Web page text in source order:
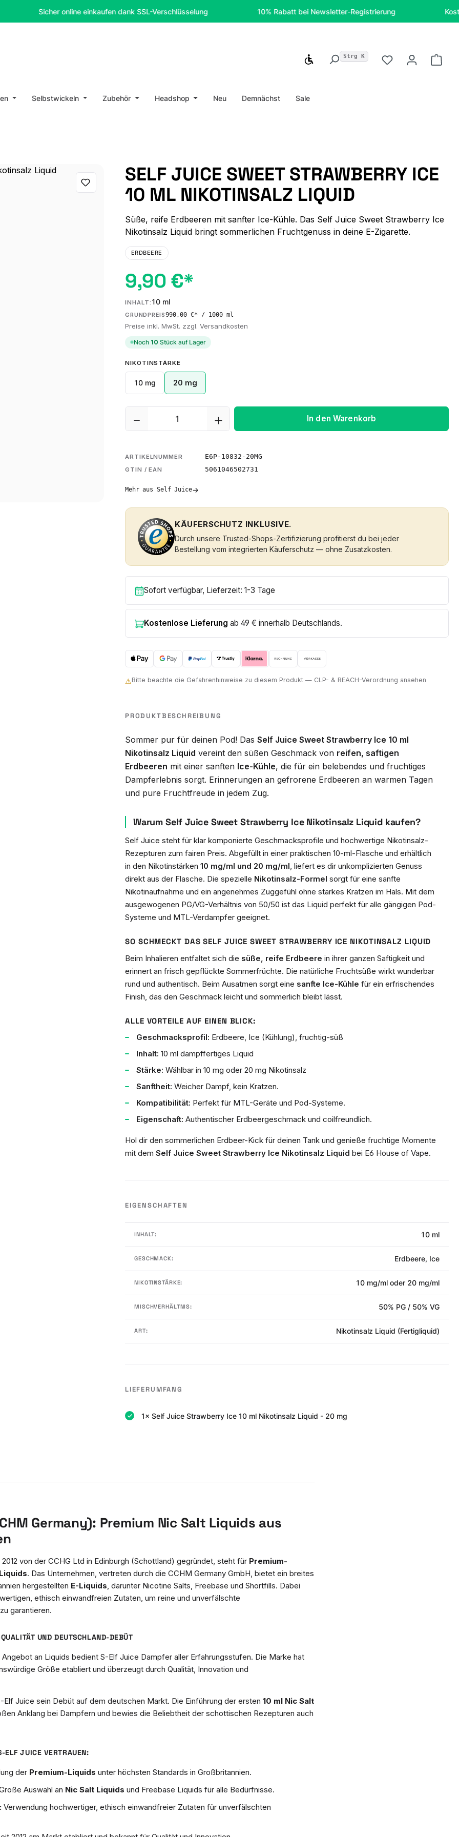
Sicher online einkaufen dank SSL-Verschlüsselung 10% Rabatt bei Newsletter-Registrierung
Werkzeugleiste anzeigen
Strg K Du hast 0
Selbstwickeln Zubehör Headshop Neu Demnächst Sale
SELF JUICE SWEET STRAWBERRY ICE
10 ML NIKOTINSALZ LIQUID
Süße, reife Erdbeeren mit sanfter Ice-Kühle. Das Self Juice Sweet Strawberry Ice
Nikotinsalz Liquid bringt sommerlichen Fruchtgenuss in deine E-Zigarette.
ERDBEERE
9,90 €*
INHALT: 10 ml
GRUNDPREIS990,00 €* / 1000 ml
Preise inkl. MwSt. zzgl. Versandkosten
Noch 10 Stück auf Lager
NIKOTINSTÄRKE
10 mg 20 mg
Produkt Anzahl: Gib den gewünschten Wert ein oder
In den Warenkorb
ARTIKELNUMMER E6P-10832-20MG
GTIN / EAN 5061046502731
Mehr aus Self Juice→
KÄUFERSCHUTZ INKLUSIVE.
Durch unsere Trusted-Shops-Zertifizierung profitierst du bei jeder
Bestellung vom integrierten Käuferschutz — ohne Zusatzkosten.
Sofort verfügbar, Lieferzeit: 1-3 Tage
Kostenlose Lieferung ab 49 € innerhalb Deutschlands.
⚠Bitte beachte die Gefahrenhinweise zu diesem Produkt — CLP- & REACH-Verordnung ansehen
PRODUKTBESCHREIBUNG
Sommer pur für deinen Pod! Das Self Juice Sweet Strawberry Ice 10 ml
Nikotinsalz Liquid vereint den süßen Geschmack von reifen, saftigen
Erdbeeren mit einer sanften Ice-Kühle, die für ein belebendes und fruchtiges
Dampferlebnis sorgt. Erinnerungen an gefrorene Erdbeeren an warmen Tagen
und pure Fruchtfreude in jedem Zug.
Warum Self Juice Sweet Strawberry Ice Nikotinsalz Liquid kaufen?
Self Juice steht für klar komponierte Geschmacksprofile und hochwertige Nikotinsalz-
Rezepturen zum fairen Preis. Abgefüllt in einer praktischen 10-ml-Flasche und erhältlich
in den Nikotinstärken 10 mg/ml und 20 mg/ml , liefert es dir unkomplizierten Genuss
direkt aus der Flasche. Die spezielle Nikotinsalz-Formel sorgt für eine sanfte
Nikotinaufnahme und ein angenehmes Zuggefühl ohne starkes Kratzen im Hals. Mit dem
ausgewogenen PG/VG-Verhältnis von 50/50 ist das Liquid perfekt für alle gängigen Pod-
Systeme und MTL-Verdampfer geeignet.
SO SCHMECKT DAS SELF JUICE SWEET STRAWBERRY ICE NIKOTINSALZ LIQUID
Beim Inhalieren entfaltet sich die süße, reife Erdbeere in ihrer ganzen Saftigkeit und
erinnert an frisch gepflückte Sommerfrüchte. Die natürliche Fruchtsüße wirkt wunderbar
rund und authentisch. Beim Ausatmen sorgt eine sanfte Ice-Kühle für ein erfrischendes
Finish, das den Geschmack leicht und sommerlich bleibt lässt.
ALLE VORTEILE AUF EINEN BLICK:
Geschmacksprofil: Erdbeere, Ice (Kühlung), fruchtig-süß
Inhalt: 10 ml dampffertiges Liquid
Stärke: Wählbar in 10 mg oder 20 mg Nikotinsalz
Sanftheit: Weicher Dampf, kein Kratzen.
Kompatibilität: Perfekt für MTL-Geräte und Pod-Systeme.
Eigenschaft: Authentischer Erdbeergeschmack und coilfreundlich.
Hol dir den sommerlichen Erdbeer-Kick für deinen Tank und genieße fruchtige Momente
mit dem Self Juice Sweet Strawberry Ice Nikotinsalz Liquid bei E6 House of Vape.
EIGENSCHAFTEN
INHALT: 10 ml
GESCHMACK: Erdbeere, Ice
NIKOTINSTÄRKE: 10 mg/ml oder 20 mg/ml
MISCHVERHÄLTNIS: 50% PG / 50% VG
ART: Nikotinsalz Liquid (Fertigliquid)
LIEFERUMFANG
1× Self Juice Strawberry Ice 10 ml Nikotinsalz Liquid - 20 mg
Germany): Premium Nic Salt Liquids aus
von der CCHG Ltd in Edinburgh (Schottland) gegründet, steht für Premium-
. Das Unternehmen, vertreten durch die CCHM Germany GmbH, bietet ein breites
hergestellten E-Liquids , darunter Nicotine Salts, Freebase und Shortfills. Dabei
ethisch einwandfreien Zutaten, um reine und unverfälschte
garantieren.
UND DEUTSCHLAND-DEBÜT
an Liquids bedient S-Elf Juice Dampfer aller Erfahrungsstufen. Die Marke hat
Größe etabliert und überzeugt durch Qualität, Innovation und
Elf Juice sein Debüt auf dem deutschen Markt. Die Einführung der ersten 10 ml Nic Salt
Anklang bei Dampfern und bewies die Beliebtheit der schottischen Rezepturen auch
ELF JUICE VERTRAUEN:
der Premium-Liquids unter höchsten Standards in Großbritannien.
Auswahl an Nic Salt Liquids und Freebase Liquids für alle Bedürfnisse.
Verwendung hochwertiger, ethisch einwandfreier Zutaten für unverfälschten